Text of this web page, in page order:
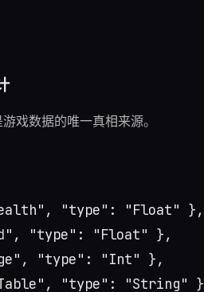
戏数据的唯一真相来源。
"type": "Float" },
"type": "Float" },
"type": "Int" },
"type": "String" }